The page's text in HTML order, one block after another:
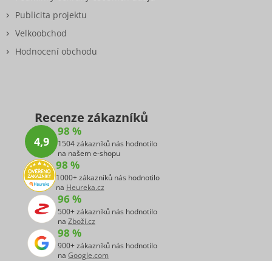
Publicita projektu
Velkoobchod
Hodnocení obchodu
Recenze zákazníků
4,9
98 %
1504 zákazníků nás hodnotilo
na našem e-shopu
98 %
1000+ zákazníků nás hodnotilo
na Heureka.cz
96 %
500+ zákazníků nás hodnotilo
na Zboží.cz
98 %
900+ zákazníků nás hodnotilo
na Google.com